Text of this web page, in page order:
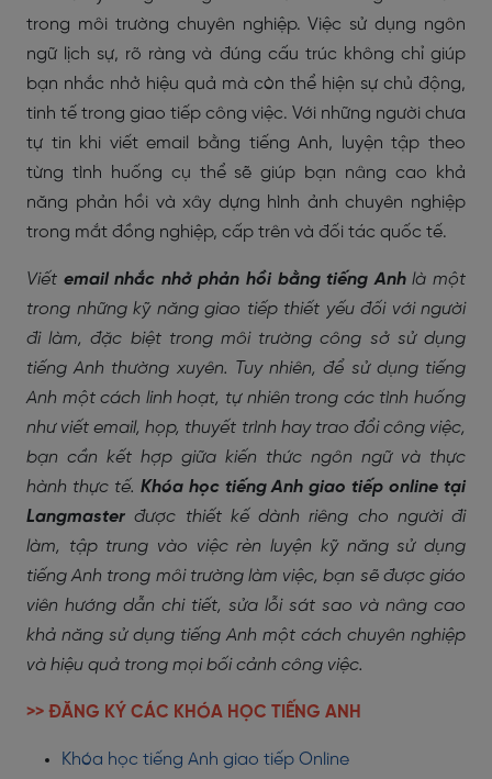
trong môi trường chuyên nghiệp. Việc sử dụng ngôn
ngữ lịch sự, rõ ràng và đúng cấu trúc không chỉ giúp
bạn nhắc nhở hiệu quả mà còn thể hiện sự chủ động,
tinh tế trong giao tiếp công việc. Với những người chưa
tự tin khi viết email bằng tiếng Anh, luyện tập theo
từng tình huống cụ thể sẽ giúp bạn nâng cao khả
năng phản hồi và xây dựng hình ảnh chuyên nghiệp
trong mắt đồng nghiệp, cấp trên và đối tác quốc tế.
Viết email nhắc nhở phản hồi bằng tiếng Anhlà một
trong những kỹ năng giao tiếp thiết yếu đối với người
đi làm, đặc biệt trong môi trường công sở sử dụng
tiếng Anh thường xuyên. Tuy nhiên, để sử dụng tiếng
Anh một cách linh hoạt, tự nhiên trong các tình huống
như viết email, họp, thuyết trình hay trao đổi công việc,
bạn cần kết hợp giữa kiến thức ngôn ngữ và thực
hành thực tế. Khóa học tiếng Anh giao tiếp online tại
Langmaster được thiết kế dành riêng cho người đi
làm, tập trung vào việc rèn luyện kỹ năng sử dụng
tiếng Anh trong môi trường làm việc, bạn sẽ được giáo
viên hướng dẫn chi tiết, sửa lỗi sát sao và nâng cao
khả năng sử dụng tiếng Anh một cách chuyên nghiệp
và hiệu quả trong mọi bối cảnh công việc.
>> ĐĂNG KÝ CÁC KHÓA HỌC TIẾNG ANH
Khóa học tiếng Anh giao tiếp Online